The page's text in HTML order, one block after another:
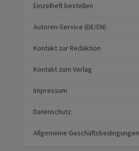
Einzelheft bestellen
Autoren-Service (DE/EN)
Kontakt zur Redaktion
Kontakt zum Verlag
Impressum
Datenschutz
Allgemeine Geschäftsbedingungen